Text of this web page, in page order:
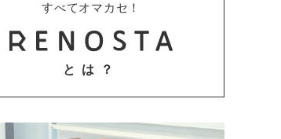
すべてオマカセ！
とは？